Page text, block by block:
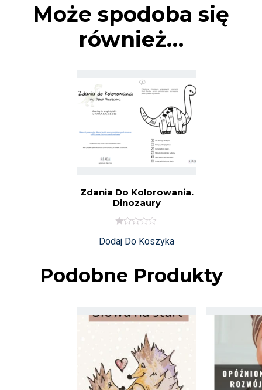
Może spodoba się
również…
Zdania Do Kolorowania.
Dinozaury
C
O
N
Dodaj Do Koszyka
Podobne Produkty